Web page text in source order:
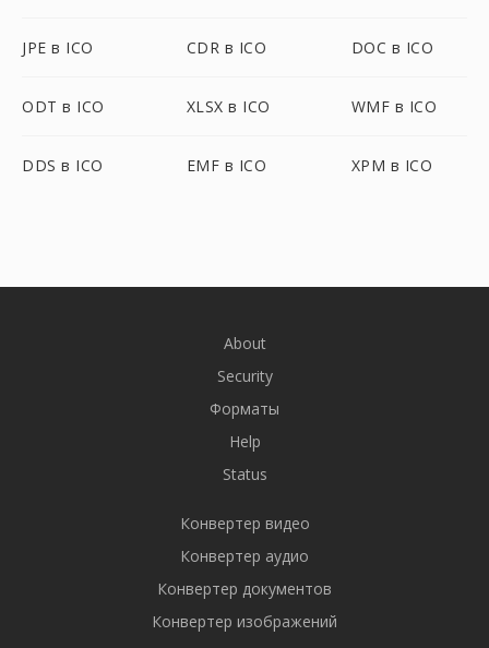
JPE в ICO CDR в ICO DOC в ICO
ODT в ICO XLSX в ICO WMF в ICO
DDS в ICO EMF в ICO XPM в ICO
About
Security
Форматы
Help
Status
Конвертер видео
Конвертер аудио
Конвертер документов
Конвертер изображений